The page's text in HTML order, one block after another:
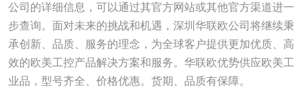
公司的详细信息，可以通过其官方网站或其他官方渠道进一
步查询。面对未来的挑战和机遇，深圳华联欧公司将继续秉
承创新、品质、服务的理念，为全球客户提供更加优质、高
效的欧美工控产品解决方案和服务。华联欧优势供应欧美工
业品，型号齐全、价格优惠。货期、品质有保障。